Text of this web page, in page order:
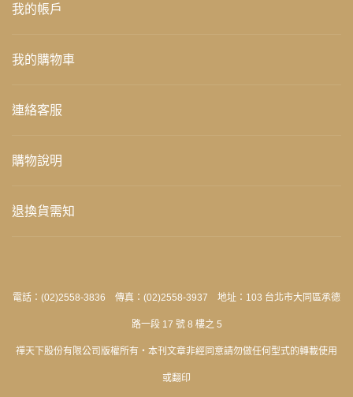
我的帳戶
我的購物車
連絡客服
購物說明
退換貨需知
電話：(02)2558-3836 傳真：(02)2558-3937 地址：103 台北市大同區承德
路一段 17 號 8 樓之 5
禪天下股份有限公司版權所有‧本刊文章非經同意請勿做任何型式的轉載使用
或翻印